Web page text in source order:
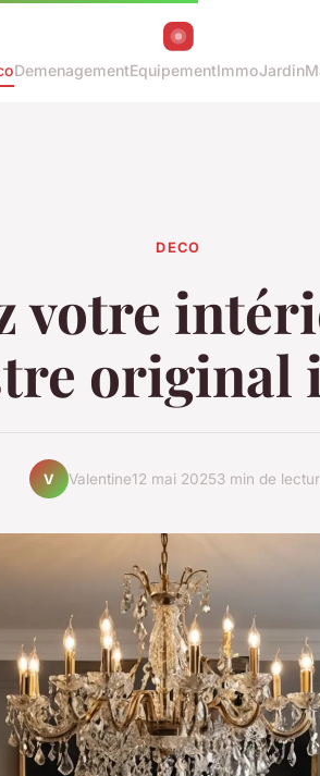
DemenagementEquipementImmoJardin
DECO
votre
original
V Valentine12 mai 20253 min de